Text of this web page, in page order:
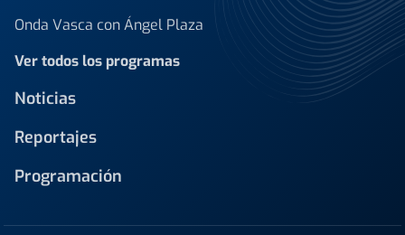
Onda Vasca con Ángel Plaza
Ver todos los programas
Noticias
Reportajes
Programación